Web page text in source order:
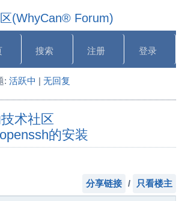
(WhyCan® Forum)
搜索 注册 登录
: 活跃中 | 无回复
术社区
的安装
分享链接 / 只看楼主